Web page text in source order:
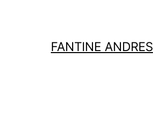
FANTINE ANDRES